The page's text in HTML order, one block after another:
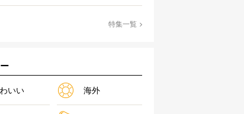
特集一覧
いい 海外